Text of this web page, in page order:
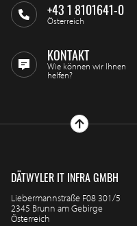
+43 1 8101641-0
Österreich
KONTAKT
Wie können wir Ihnen
helfen?
DÄTWYLER IT INFRA GMBH
Liebermannstraße F08 301/5
2345 Brunn am Gebirge
Österreich